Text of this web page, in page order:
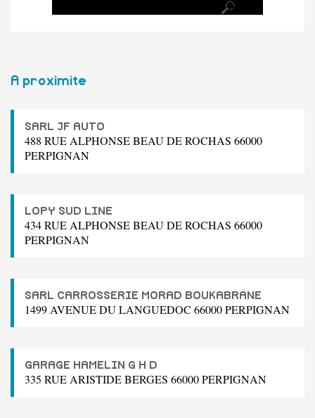
A proximite
SARL JF AUTO
488 RUE ALPHONSE BEAU DE ROCHAS 66000
PERPIGNAN
LOPY SUD LINE
434 RUE ALPHONSE BEAU DE ROCHAS 66000
PERPIGNAN
SARL CARROSSERIE MORAD BOUKABRANE
1499 AVENUE DU LANGUEDOC 66000 PERPIGNAN
GARAGE HAMELIN G H D
335 RUE ARISTIDE BERGES 66000 PERPIGNAN